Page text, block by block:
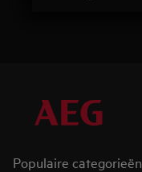
Populaire categorieën